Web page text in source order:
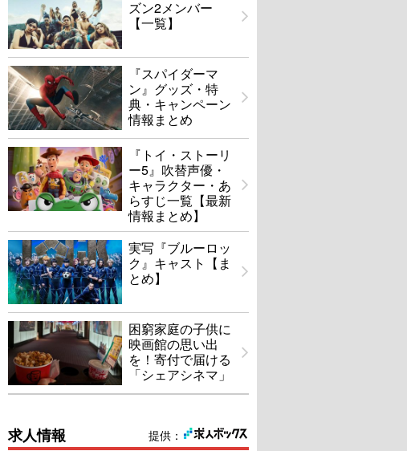
ズン2メンバー
【一覧】
『スパイダーマ
ン』グッズ・特
典・キャンペーン
情報まとめ
『トイ・ストーリ
ー5』吹替声優・
キャラクター・あ
らすじ一覧【最新
情報まとめ】
実写『ブルーロッ
ク』キャスト【ま
とめ】
困窮家庭の子供に
映画館の思い出
を！寄付で届ける
「シェアシネマ」
提供：
求人情報